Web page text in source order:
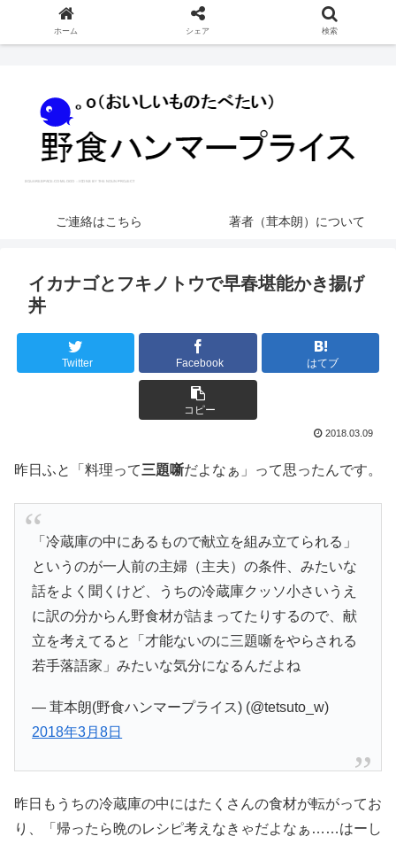
ご連絡はこちら 著者（茸本朗）について
イカナゴとフキノトウで早春堪能かき揚げ
丼
Twitter Facebook はてブ
コピー
2018.03.09
昨日ふと「料理って三題噺だよなぁ」って思ったんです。
「冷蔵庫の中にあるもので献立を組み立てられる」
というのが一人前の主婦（主夫）の条件、みたいな
話をよく聞くけど、うちの冷蔵庫クッソ小さいうえ
に訳の分からん野食材が詰まってたりするので、献
立を考えてると「才能ないのに三題噺をやらされる
若手落語家」みたいな気分になるんだよね
— 茸本朗(野食ハンマープライス) (@tetsuto_w)
2018年3月8日
昨日もうちの冷蔵庫の中にはたくさんの食材が転がってお
り、「帰ったら晩のレシピ考えなきゃだよなぁ……はーし
ホーム シェア 検索